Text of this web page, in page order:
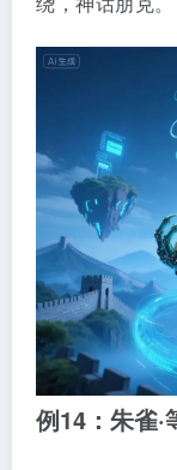
例14：朱雀·